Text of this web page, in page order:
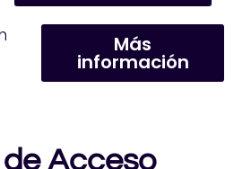
Más
información
Acceso